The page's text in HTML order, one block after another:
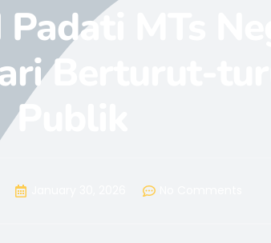
MTs
Berturut-
Publik